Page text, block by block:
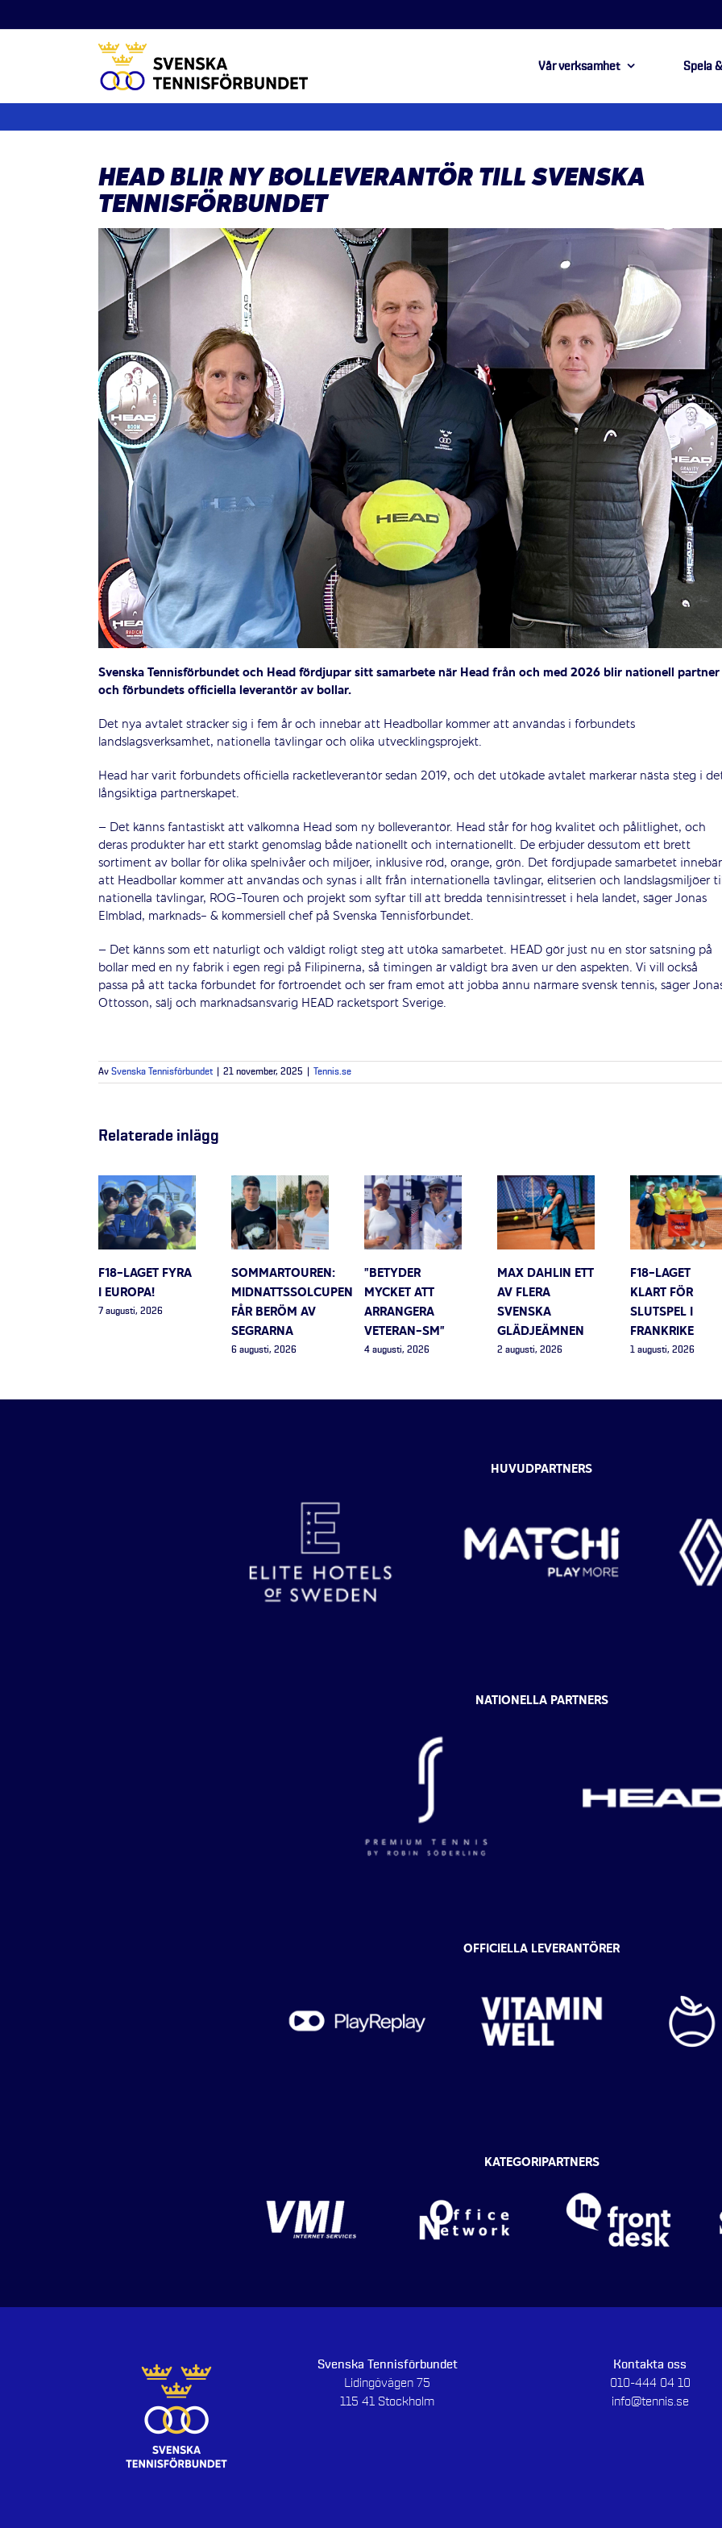
till
Vår verksamhet Spela
HEAD BLIR NY BOLLEVERANTÖR TILL SVENSKA
TENNISFÖRBUNDET
Svenska Tennisförbundet och Head fördjupar sitt samarbete när Head från och med 2026 blir nationell partner
och förbundets officiella leverantör av bollar.
Det nya avtalet sträcker sig i fem år och innebär att Headbollar kommer att användas i förbundets
landslagsverksamhet, nationella tävlingar och olika utvecklingsprojekt.
Head har varit förbundets officiella racketleverantör sedan 2019, och det utökade avtalet markerar nästa steg i
långsiktiga partnerskapet.
– Det känns fantastiskt att välkomna Head som ny bolleverantör. Head står för hög kvalitet och pålitlighet, och
deras produkter har ett starkt genomslag både nationellt och internationellt. De erbjuder dessutom ett brett
sortiment av bollar för olika spelnivåer och miljöer, inklusive röd, orange, grön. Det fördjupade samarbetet innebär
att Headbollar kommer att användas och synas i allt från internationella tävlingar, elitserien och landslagsmiljöer
nationella tävlingar, ROG-Touren och projekt som syftar till att bredda tennisintresset i hela landet, säger Jonas
Elmblad, marknads- & kommersiell chef på Svenska Tennisförbundet.
– Det känns som ett naturligt och väldigt roligt steg att utöka samarbetet. HEAD gör just nu en stor satsning på
bollar med en ny fabrik i egen regi på Filipinerna, så timingen är väldigt bra även ur den aspekten. Vi vill också
passa på att tacka förbundet för förtroendet och ser fram emot att jobba ännu närmare svensk tennis, säger
Ottosson, sälj och marknadsansvarig HEAD racketsport Sverige.
Av Svenska Tennisförbundet 21 november, 2025 Tennis.se
Relaterade inlägg
F18-LAGET FYRA
I EUROPA!
7 augusti, 2026
SOMMARTOUREN:
MIDNATTSSOLCUPEN
FÅR BERÖM AV
SEGRARNA
6 augusti, 2026
”BETYDER
MYCKET ATT
ARRANGERA
VETERAN-SM”
4 augusti, 2026
MAX DAHLIN ETT
AV FLERA
SVENSKA
GLÄDJEÄMNEN
2 augusti, 2026
F18-LAGET
KLART FÖR
SLUTSPEL I
FRANKRIKE
1 augusti, 2026
HUVUDPARTNERS
NATIONELLA PARTNERS
OFFICIELLA LEVERANTÖRER
KATEGORIPARTNERS
Svenska Tennisförbundet
Lidingövägen 75
115 41 Stockholm
Kontakta oss
010-444 04 10
info@tennis.se